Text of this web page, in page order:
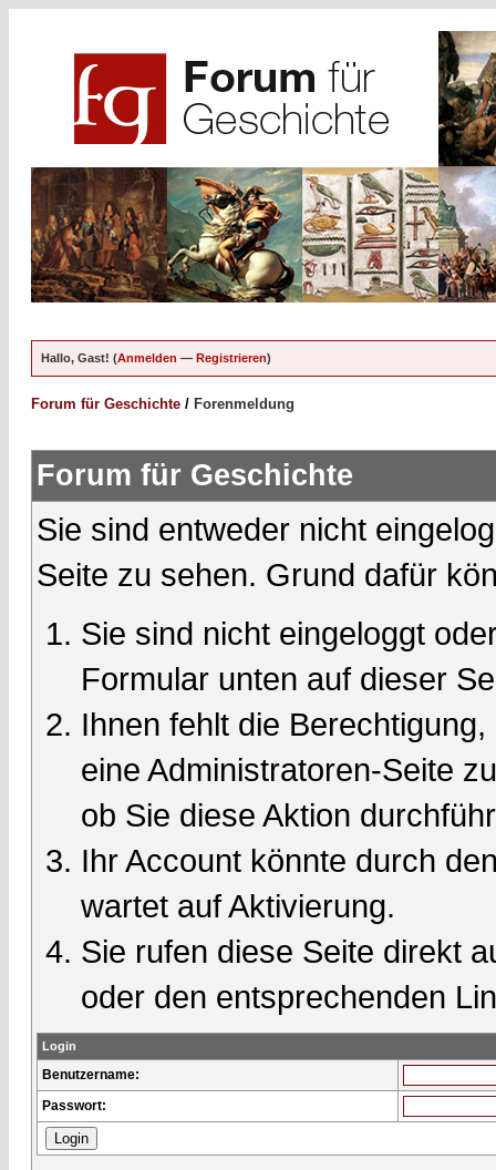
Hallo, Gast! (Anmelden — Registrieren)
Forum für Geschichte / Forenmeldung
Forum für Geschichte
Sie sind entweder nicht
Seite zu sehen. Grund dafür
Sie sind nicht eingeloggt
Formular unten auf dieser
Ihnen fehlt die
eine Administratoren-Seite
ob Sie diese Aktion
Ihr Account könnte durch
wartet auf Aktivierung.
Sie rufen diese Seite direkt
oder den entsprechenden
Login
Benutzername:
Passwort: